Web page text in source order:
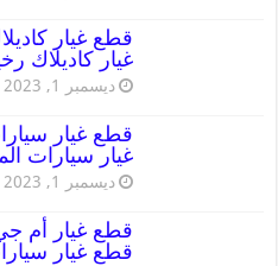
غيار كاديلاك
ديسمبر 1, 2023
غيار سيارات
ديسمبر 1, 2023
قطع غيار